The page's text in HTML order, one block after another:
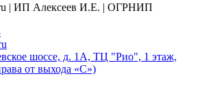
| ИП Алексеев И.Е. | ОГРНИП
шоссе, д. 1А, ТЦ "Рио", 1 этаж,
от выхода «С»)